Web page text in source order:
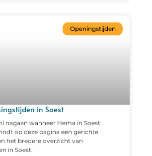
Openingstijden
in Soest
nagaan wanneer Hema in Soest
op deze pagina een gerichte
het bredere overzicht van
in Soest.